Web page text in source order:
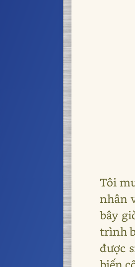
Tôi
nhân
bây
trình
được
biến